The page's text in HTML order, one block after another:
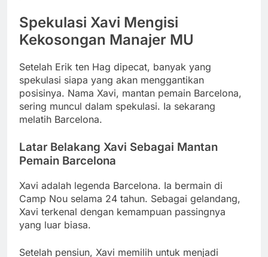
Spekulasi Xavi Mengisi
Kekosongan Manajer MU
Setelah Erik ten Hag dipecat, banyak yang
spekulasi siapa yang akan menggantikan
posisinya. Nama Xavi, mantan pemain Barcelona,
sering muncul dalam spekulasi. Ia sekarang
melatih Barcelona.
Latar Belakang Xavi Sebagai Mantan
Pemain Barcelona
Xavi adalah legenda Barcelona. Ia bermain di
Camp Nou selama 24 tahun. Sebagai gelandang,
Xavi terkenal dengan kemampuan passingnya
yang luar biasa.
Setelah pensiun, Xavi memilih untuk menjadi